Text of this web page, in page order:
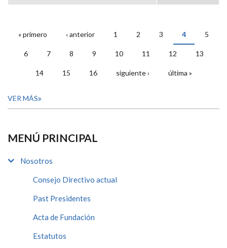
PÁGINAS
« primero ‹ anterior 1 2 3 4 5
6 7 8 9 10 11 12 13
14 15 16 siguiente › última »
VER MÁS
MENÚ PRINCIPAL
Nosotros
Consejo Directivo actual
Past Presidentes
Acta de Fundación
Estatutos